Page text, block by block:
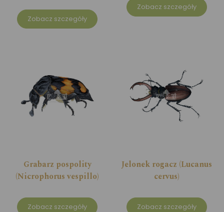
Zobacz szczegóły
Zobacz szczegóły
Grabarz pospolity
(Nicrophorus vespillo)
Zobacz szczegóły
Jelonek rogacz (Lucanus
cervus)
Zobacz szczegóły